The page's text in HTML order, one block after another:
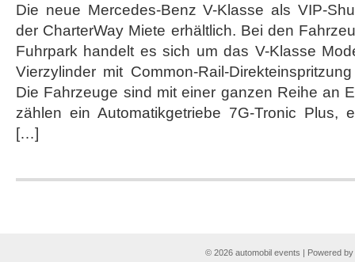
Die neue Mercedes-Benz V-Klasse als VIP-
der CharterWay Miete erhältlich. Bei den
Fuhrpark handelt es sich um das V-Klasse
Vierzylinder mit Common-Rail-
Die Fahrzeuge sind mit einer ganzen Reihe an
zählen ein Automatikgetriebe 7G-Tronic Plus,
[…]
© 2026 automobil events | Powered by